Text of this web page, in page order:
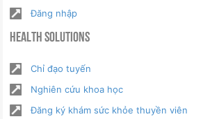
Đăng nhập
Health Solutions
Chỉ đạo tuyến
Nghiên cứu khoa học
Đăng ký khám sức khỏe thuyền viên